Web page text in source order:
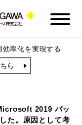
率化を実現する
ら
2019 パッ
た。原因として考